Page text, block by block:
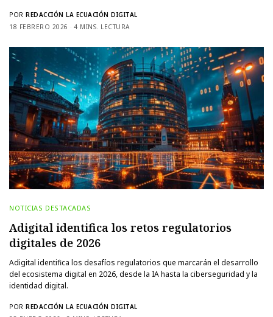
POR REDACCIÓN LA ECUACIÓN DIGITAL
18 FEBRERO 2026
4 MINS. LECTURA
NOTICIAS DESTACADAS
Adigital identifica los retos regulatorios
digitales de 2026
Adigital identifica los desafíos regulatorios que marcarán el desarrollo
del ecosistema digital en 2026, desde la IA hasta la ciberseguridad y la
identidad digital.
POR REDACCIÓN LA ECUACIÓN DIGITAL